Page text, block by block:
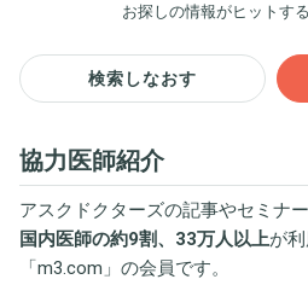
お探しの情報がヒットす
検索しなおす
協力医師紹介
アスクドクターズの記事やセミナ
国内医師の約9割、33万人以上が
「m3.com 」の会員です。